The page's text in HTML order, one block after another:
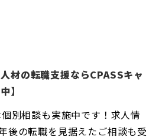
材の転職支援ならCPASSキャ
】
別相談も実施中です！求人情
後の転職を見据えたご相談も受